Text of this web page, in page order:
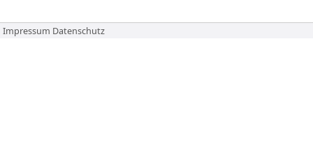
Impressum Datenschutz